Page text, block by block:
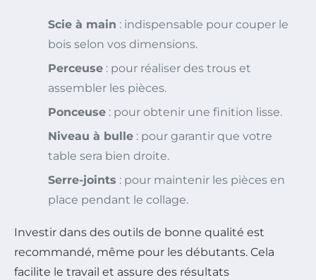
Scie à main : indispensable pour couper le
bois selon vos dimensions.
Perceuse : pour réaliser des trous et
assembler les pièces.
Ponceuse : pour obtenir une finition lisse.
Niveau à bulle : pour garantir que votre
table sera bien droite.
Serre-joints : pour maintenir les pièces en
place pendant le collage.
Investir dans des outils de bonne qualité est
recommandé, même pour les débutants. Cela
facilite le travail et assure des résultats